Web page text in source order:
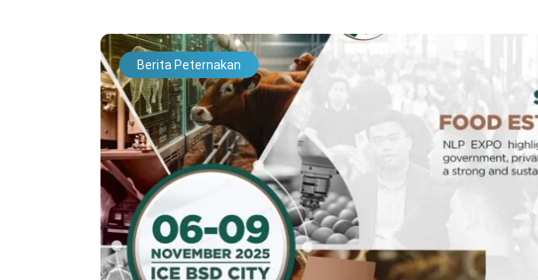
Berita Peternakan